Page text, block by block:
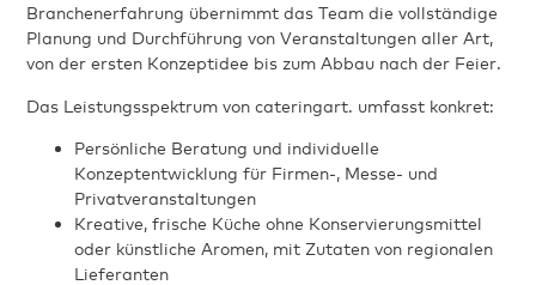
Branchenerfahrung übernimmt das Team die vollständige
Planung und Durchführung von Veranstaltungen aller Art,
von der ersten Konzeptidee bis zum Abbau nach der Feier.
Das Leistungsspektrum von cateringart. umfasst konkret:
Persönliche Beratung und individuelle
Konzeptentwicklung für Firmen-, Messe- und
Privatveranstaltungen
Kreative, frische Küche ohne Konservierungsmittel
oder künstliche Aromen, mit Zutaten von regionalen
Lieferanten